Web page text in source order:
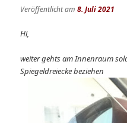
Veröffentlicht am8. Juli 2021
Hi,
weiter gehts am Innenraum
Spiegeldreiecke beziehen